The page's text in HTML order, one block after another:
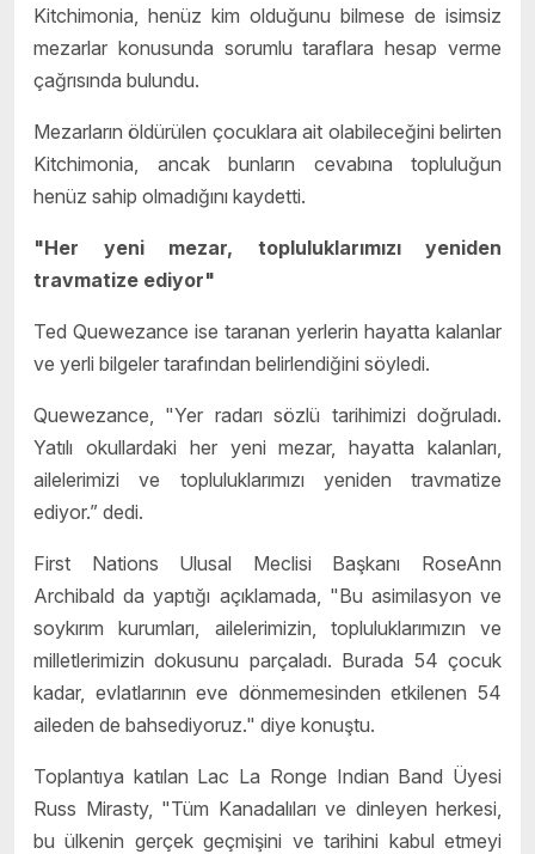
Kitchimonia, henüz kim olduğunu bilmese de isimsiz
mezarlar konusunda sorumlu taraflara hesap verme
çağrısında bulundu.
Mezarların öldürülen çocuklara ait olabileceğini belirten
Kitchimonia, ancak bunların cevabına topluluğun
henüz sahip olmadığını kaydetti.
"Her yeni mezar, topluluklarımızı yeniden
travmatize ediyor"
Ted Quewezance ise taranan yerlerin hayatta kalanlar
ve yerli bilgeler tarafından belirlendiğini söyledi.
Quewezance, "Yer radarı sözlü tarihimizi doğruladı.
Yatılı okullardaki her yeni mezar, hayatta kalanları,
ailelerimizi ve topluluklarımızı yeniden travmatize
ediyor.” dedi.
First Nations Ulusal Meclisi Başkanı RoseAnn
Archibald da yaptığı açıklamada, "Bu asimilasyon ve
soykırım kurumları, ailelerimizin, topluluklarımızın ve
milletlerimizin dokusunu parçaladı. Burada 54 çocuk
kadar, evlatlarının eve dönmemesinden etkilenen 54
aileden de bahsediyoruz." diye konuştu.
Toplantıya katılan Lac La Ronge Indian Band Üyesi
Russ Mirasty, "Tüm Kanadalıları ve dinleyen herkesi,
bu ülkenin gerçek geçmişini ve tarihini kabul etmeyi